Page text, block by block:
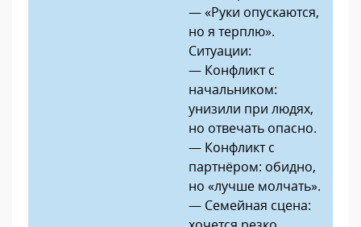
— «Руки опускаются,
но я терплю».
Ситуации:
— Конфликт с
начальником:
унизили при людях,
но отвечать опасно.
— Конфликт с
партнёром: обидно,
но «лучше молчать».
— Семейная сцена: